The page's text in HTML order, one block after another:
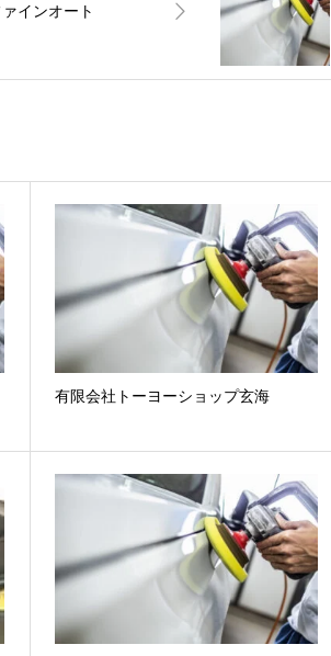
インオート
有限会社トーヨーショップ玄海